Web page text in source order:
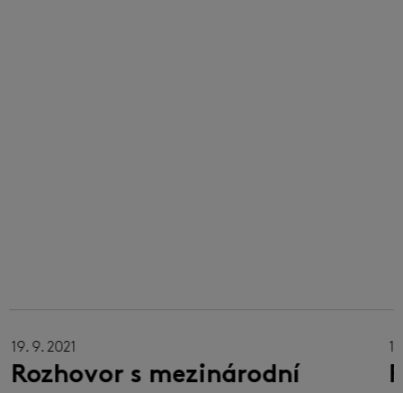
19. 9. 2021
Rozhovor s mezinárodní